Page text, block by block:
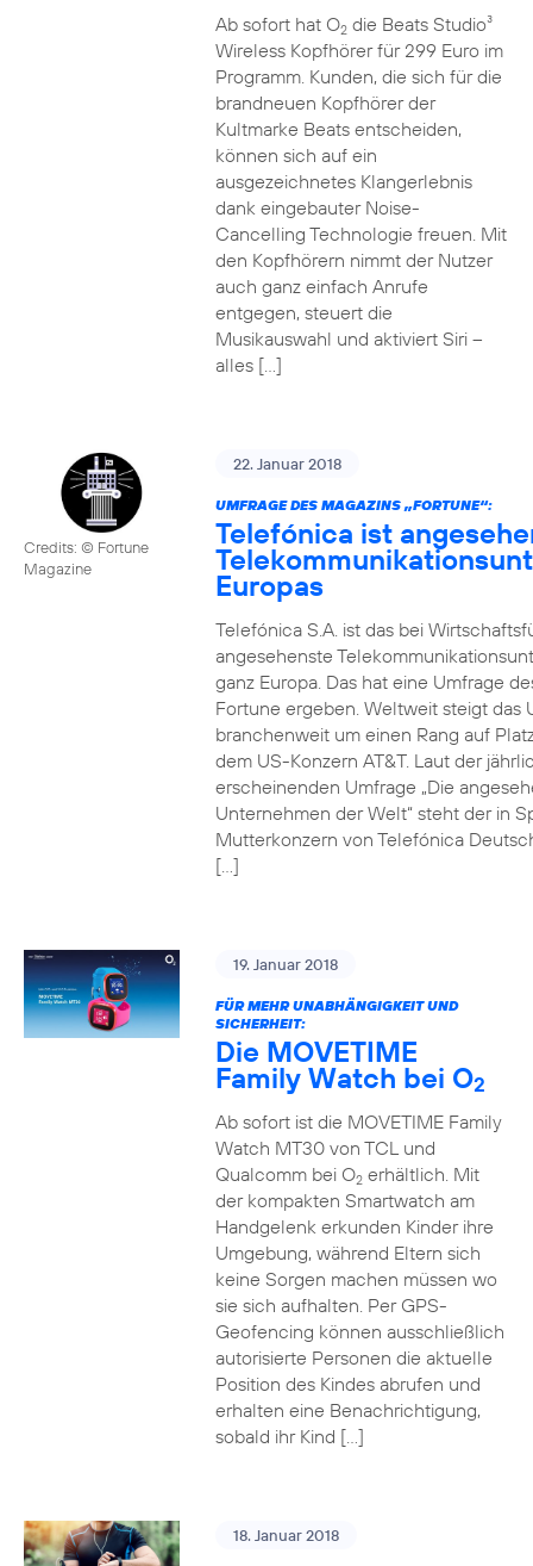
Ab sofort hat O2die Beats Studio³
Wireless Kopfhörer für 299 Euro im
Programm. Kunden, die sich für die
brandneuen Kopfhörer der
Kultmarke Beats entscheiden,
können sich auf ein
ausgezeichnetes Klangerlebnis
dank eingebauter Noise-
Cancelling Technologie freuen. Mit
den Kopfhörern nimmt der Nutzer
auch ganz einfach Anrufe
entgegen, steuert die
Musikauswahl und aktiviert Siri –
alles […]
Credits: © Fortune
Magazine
22. Januar 2018
UMFRAGE DES MAGAZINS „FORTUNE“:
Telefónica ist
Europas
Telefónica S.A. ist das bei
angesehenste
ganz Europa. Das hat eine Umfrage
Fortune ergeben. Weltweit steigt das
branchenweit um einen Rang auf
dem US-Konzern AT&T. Laut der
erscheinenden Umfrage „Die
Unternehmen der Welt“ steht der in
Mutterkonzern von Telefónica
[…]
19. Januar 2018
FÜR MEHR UNABHÄNGIGKEIT UND
SICHERHEIT:
Die MOVETIME
Family Watch bei O2
Ab sofort ist die MOVETIME Family
Watch MT30 von TCL und
Qualcomm bei O2erhältlich. Mit
der kompakten Smartwatch am
Handgelenk erkunden Kinder ihre
Umgebung, während Eltern sich
keine Sorgen machen müssen wo
sie sich aufhalten. Per GPS-
Geofencing können ausschließlich
autorisierte Personen die aktuelle
Position des Kindes abrufen und
erhalten eine Benachrichtigung,
sobald ihr Kind […]
18. Januar 2018